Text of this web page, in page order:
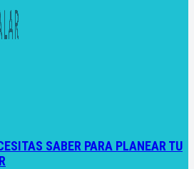
SABER PARA PLANEAR TU